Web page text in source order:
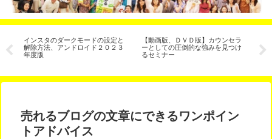
コ
インスタのダークモードの設定と
解除方法、アンドロイド２０２３
年度版
【動画版、ＤＶＤ版】カウンセラ
ーとしての圧倒的な強みを見つけ
るセミナー
月
たへ
売れるブログの文章にできるワンポイン
トアドバイス